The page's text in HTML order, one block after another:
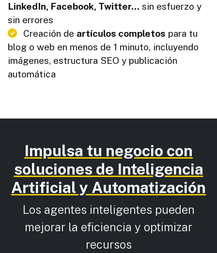
LinkedIn, Facebook, Twitter... sin esfuerzo y
sin errores
Creación de artículos completos para tu
blog o web en menos de 1 minuto, incluyendo
imágenes, estructura SEO y publicación
automática
Impulsa tu negocio con
soluciones de Inteligencia
Artificial y Automatización
Los agentes inteligentes pueden
mejorar la eficiencia y optimizar
recursos